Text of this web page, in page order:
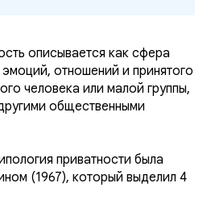
описывается как сфера
отношений и принятого
человека или малой группы,
общественными
приватности была
(1967), который выделил 4